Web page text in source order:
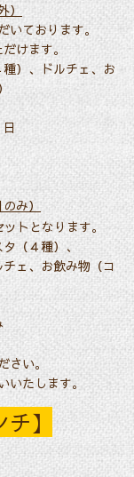
いております。
けます。
）、ドルチェ、お
日
み）
トとなります。
（４種）、
ェ、お飲み物（コ
い。
いたします。
チ】